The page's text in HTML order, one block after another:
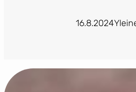
16.8.2024